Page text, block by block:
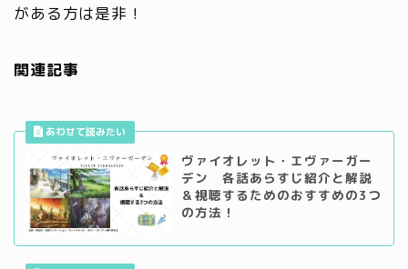
がある方は是非！
関連記事
ヴァイオレット・エヴァーガー
デン 各話あらすじ紹介と解説
＆視聴するためのおすすめの3つ
の方法！